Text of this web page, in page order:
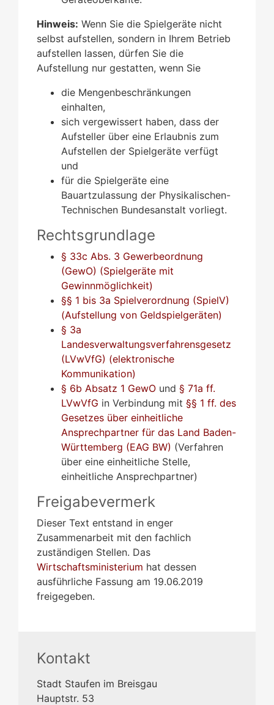
Hinweis: Wenn Sie die Spielgeräte nicht
selbst aufstellen, sondern in Ihrem Betrieb
aufstellen lassen, dürfen Sie die
Aufstellung nur gestatten, wenn Sie
die Mengenbeschränkungen
einhalten,
sich vergewissert haben, dass der
Aufsteller über eine Erlaubnis zum
Aufstellen der Spielgeräte verfügt
und
für die Spielgeräte eine
Bauartzulassung der Physikalischen-
Technischen Bundesanstalt vorliegt.
Rechtsgrundlage
§ 33c Abs. 3 Gewerbeordnung
(GewO) (Spielgeräte mit
Gewinnmöglichkeit)
§§ 1 bis 3a Spielverordnung (SpielV)
(Aufstellung von Geldspielgeräten)
§ 3a
Landesverwaltungsverfahrensgesetz
(LVwVfG) (elektronische
Kommunikation)
§ 6b Absatz 1 GewO und § 71a ff.
LVwVfG in Verbindung mit §§ 1 ff. des
Gesetzes über einheitliche
Ansprechpartner für das Land Baden-
Württemberg (EAG BW) (Verfahren
über eine einheitliche Stelle,
einheitliche Ansprechpartner)
Freigabevermerk
Dieser Text entstand in enger
Zusammenarbeit mit den fachlich
zuständigen Stellen. Das
Wirtschaftsministerium hat dessen
ausführliche Fassung am 19.06.2019
freigegeben.
Kontakt
Stadt Staufen im Breisgau
Hauptstr. 53